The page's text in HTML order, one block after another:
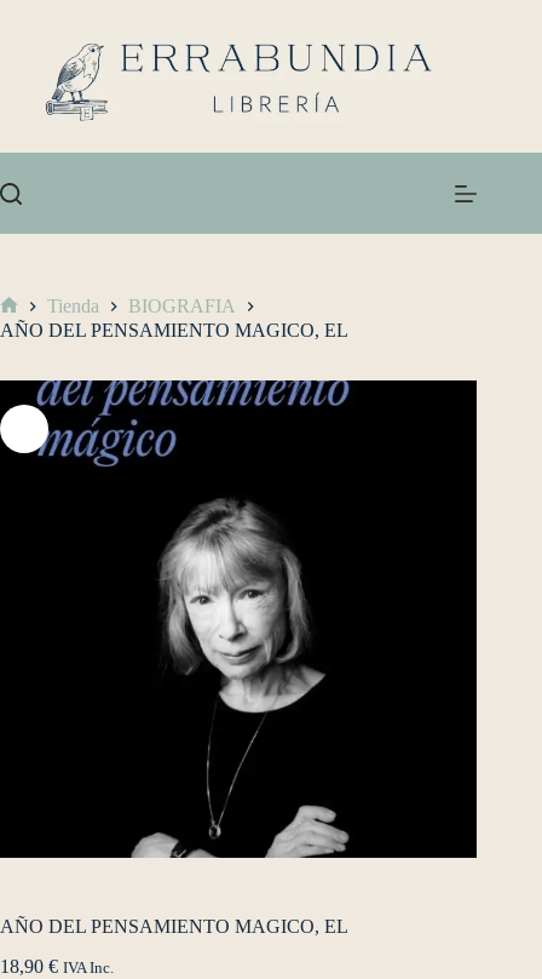
Tienda
BIOGRAFIA
AÑO DEL PENSAMIENTO MAGICO, EL
AÑO DEL PENSAMIENTO MAGICO, EL
18,90 € IVA Inc.